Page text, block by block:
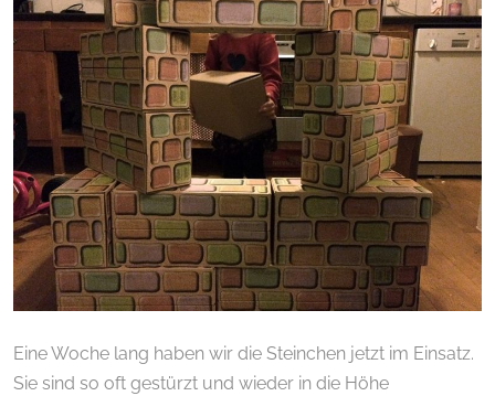
Eine Woche lang haben wir die Steinchen jetzt im Einsatz.
Sie sind so oft gestürzt und wieder in die Höhe